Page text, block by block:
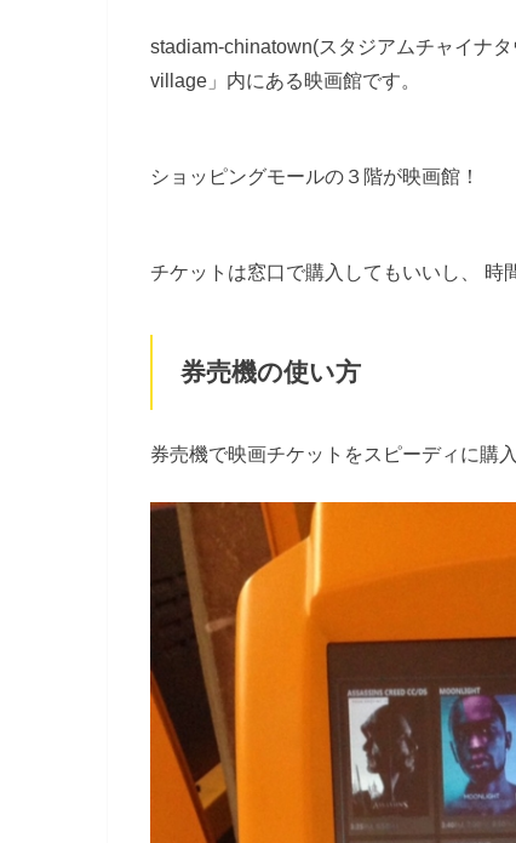
stadiam-chinatown(スタジアムチャイナ
village」内にある映画館です。
ショッピングモールの３階が映画館！
チケットは窓口で購入してもいいし、 時
券売機の使い方
券売機で映画チケットをスピーディに購